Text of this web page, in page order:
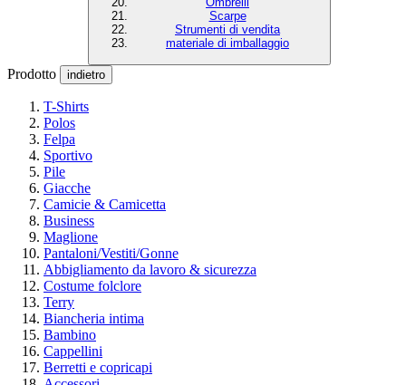
Scarpe
Strumenti di vendita
materiale di imballaggio
Prodotto indietro
T-Shirts
Polos
Felpa
Sportivo
Pile
Giacche
Camicie & Camicetta
Business
Maglione
Pantaloni/Vestiti/Gonne
Abbigliamento da lavoro & sicurezza
Costume folclore
Terry
Biancheria intima
Bambino
Cappellini
Berretti e copricapi